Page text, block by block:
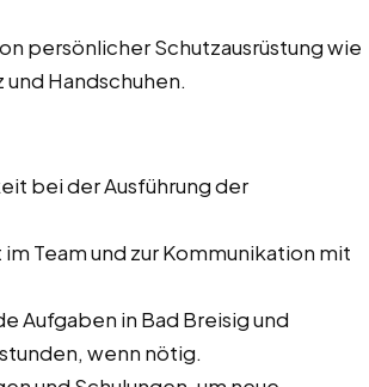
persönlicher Schutzausrüstung wie
Handschuhen.
bei der Ausführung der
Team und zur Kommunikation mit
Aufgaben in Bad Breisig und
wenn nötig.